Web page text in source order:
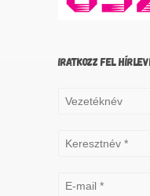
IRATKOZZ FEL